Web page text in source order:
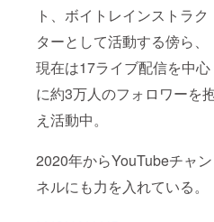
ト、ボイトレインストラク
ターとして活動する傍ら、
現在は17ライブ配信を中心
に約3万人のフォロワーを
え活動中。
2020年からYouTubeチャン
ネルにも力を入れている。